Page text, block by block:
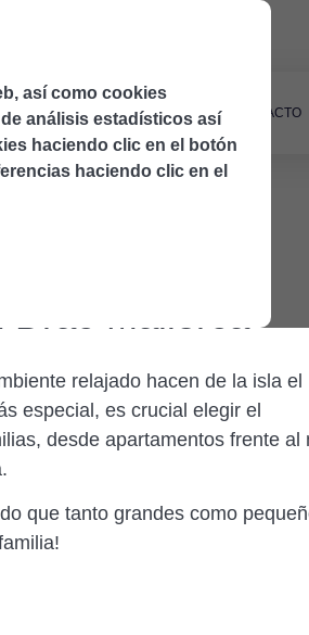
PROPIEDAD BLOG CONTACTO
Mallorca
relajado hacen de la isla el
especial, es crucial elegir el
desde apartamentos frente al
que tanto grandes como
así como cookies
análisis estadísticos así
haciendo clic en el botón
haciendo clic en el